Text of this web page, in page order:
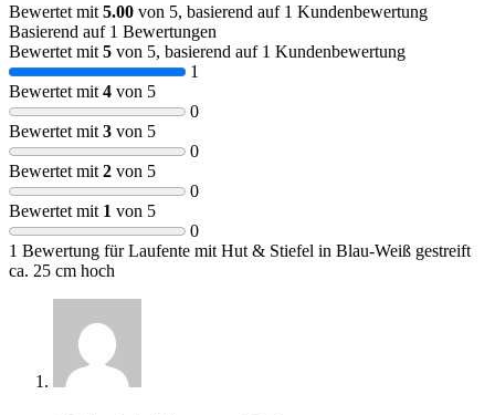
Bewertet mit 5.00 von 5, basierend auf 1 Kundenbewertung
Basierend auf 1 Bewertungen
Bewertet mit 5 von 5, basierend auf 1 Kundenbewertung
1
Bewertet mit 4 von 5
0
Bewertet mit 3 von 5
0
Bewertet mit 2 von 5
0
Bewertet mit 1 von 5
0
1 Bewertung fürLaufente mit Hut & Stiefel in Blau-Weiß gestreift
ca. 25 cm hoch